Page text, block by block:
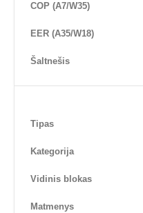
COP (A7/W35)
EER (A35/W18)
Šaltnešis
Tipas
Kategorija
Vidinis blokas
Matmenys